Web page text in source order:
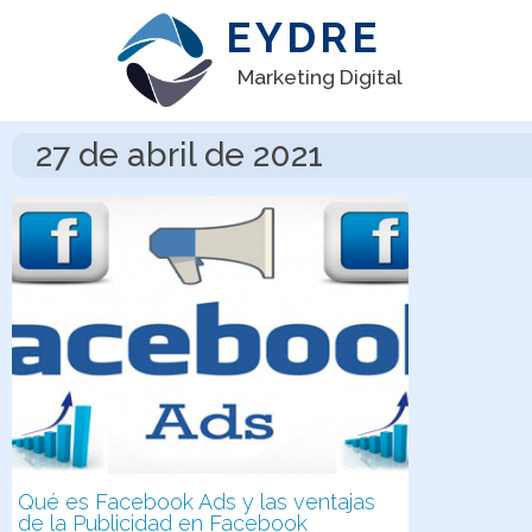
EYDRE
Marketing Digital
27 de abril de 2021
Qué es Facebook Ads y las ventajas
de la Publicidad en Facebook